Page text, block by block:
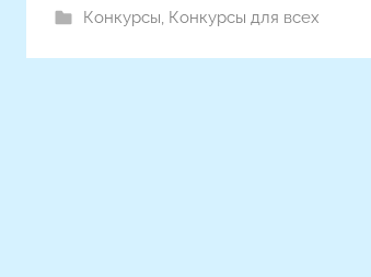
д
Конкурсы, Конкурсы для всех